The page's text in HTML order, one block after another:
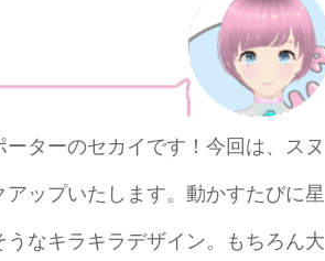
ターのセカイです！今回は、スヌ
ップいたします。動かすたびに星
なキラキラデザイン。もちろん大